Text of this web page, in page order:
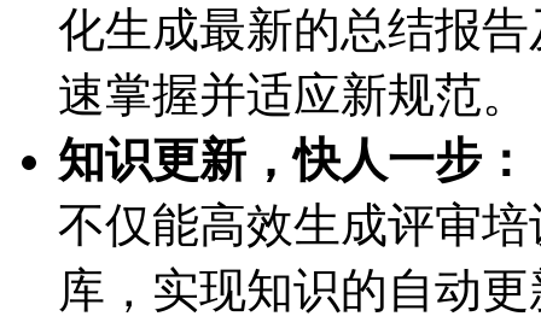
化生成最新的总结报告
速掌握并适应新规范。
知识更新，快人一步：
不仅能高效生成评审培
库，实现知识的自动